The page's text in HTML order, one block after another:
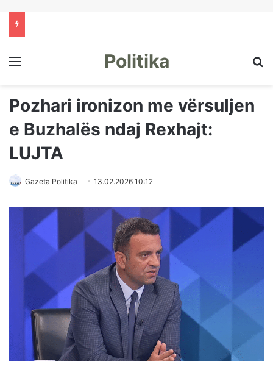
Menu Politika
Pozhari ironizon me vërsuljen
e Buzhalës ndaj Rexhajt:
LUJTA
Gazeta Politika 13.02.2026 10:12